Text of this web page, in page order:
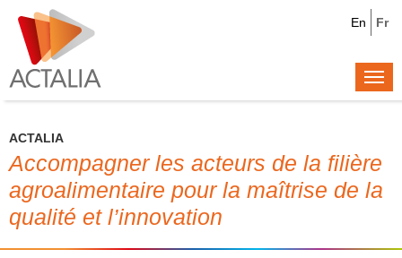
Fr
En
ACTALIA
Accompagner les acteurs de la filière
agroalimentaire pour la maîtrise de la
qualité et l’innovation